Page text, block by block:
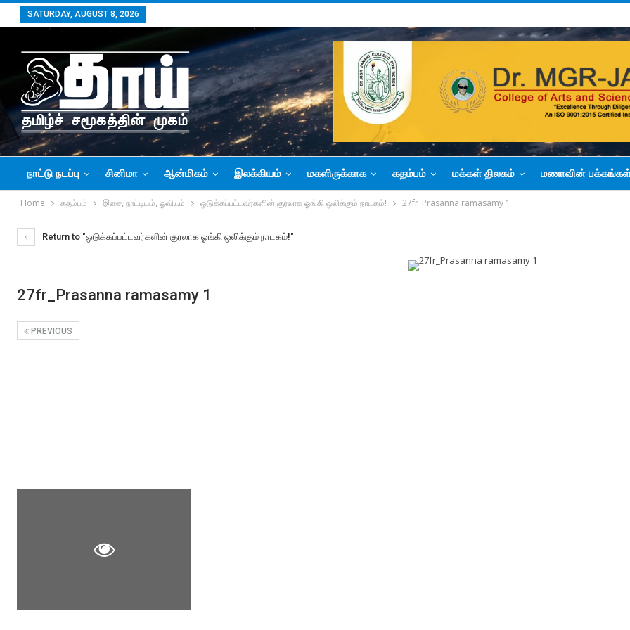
SATURDAY, AUGUST 8, 2026
நாட்டு நடப்பு சினிமா ஆன்மிகம் இலக்கியம் மகளிருக்காக கதம்பம் மக்கள் திலகம் மணாவின்
Home கதம்பம் இசை, நாட்டியம், ஓவியம் ஒடுக்கப்பட்டவர்களின் குரலாக ஓங்கி ஒலிக்கும் நாடகம்! 27fr_Prasanna ramasamy 1
Return to "ஒடுக்கப்பட்டவர்களின் குரலாக ஓங்கி ஒலிக்கும் நாடகம்!"
27fr_Prasanna ramasamy 1
PREVIOUS